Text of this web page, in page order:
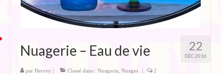
22
DÉC 2016
Nuagerie – Eau de vie
par Hervey | Classé dans : Nuagerie Nuages | 2